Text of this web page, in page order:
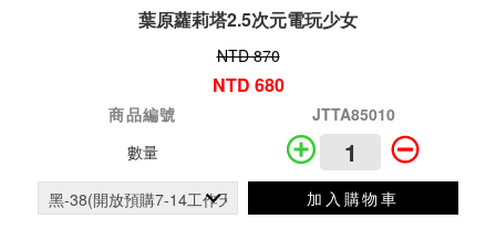
葉原蘿莉塔2.5次元電玩少女
NTD 870
NTD 680
商品編號
JTTA85010
數量
加入購物車